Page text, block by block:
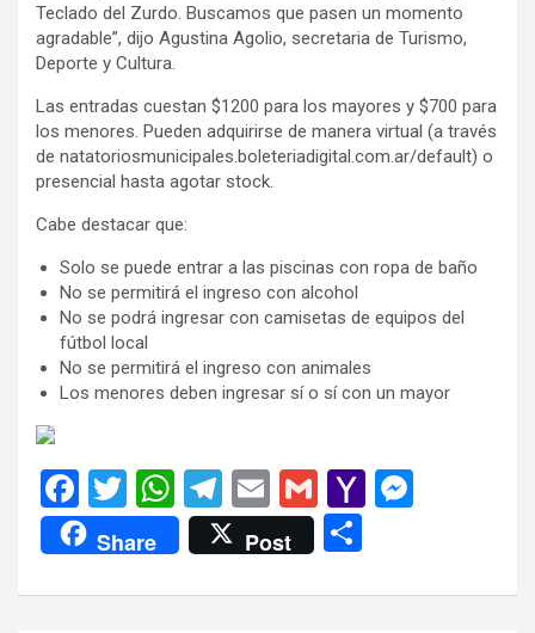
Teclado del Zurdo. Buscamos que pasen un momento
agradable”, dijo Agustina Agolio, secretaria de Turismo,
Deporte y Cultura.
Las entradas cuestan $1200 para los mayores y $700 para
los menores. Pueden adquirirse de manera virtual (a través
de natatoriosmunicipales.boleteriadigital.com.ar/default) o
presencial hasta agotar stock.
Cabe destacar que:
Solo se puede entrar a las piscinas con ropa de baño
No se permitirá el ingreso con alcohol
No se podrá ingresar con camisetas de equipos del
fútbol local
No se permitirá el ingreso con animales
Los menores deben ingresar sí o sí con un mayor
F
a
ce
b
T
wi
tt
er
W
h
at
s
T
el
e
gr
E
m
ail
G
m
ail
Y
o
n
Share Post
m